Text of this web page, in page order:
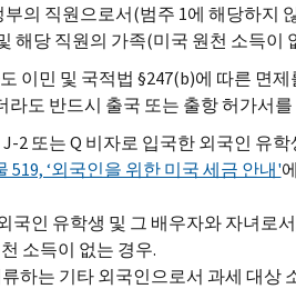
의 직원으로서(범주 1에 해당하지
해당 직원의 가족(미국 원천 소득이
이민 및 국적법 §247(b)에 따른 면
도 반드시 출국 또는 출항 허가서
J-2 또는 Q 비자로 입국한 외국인 유
519, ‘외국인을 위한 미국 세금 안내'
국인 유학생 및 그 배우자와 자녀로
소득이 없는 경우.
하는 기타 외국인으로서 과세 대상